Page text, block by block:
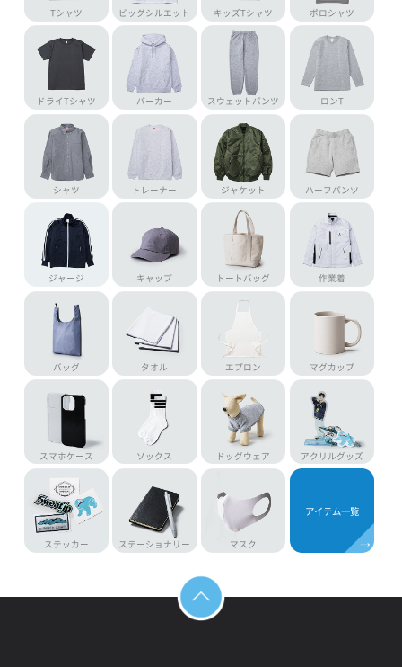
Tシャツ ビッグシルエット キッズTシャツ ポロシャツ
ドライTシャツ パーカー ロンT
トレーナー ジャケット ハーフパンツ
ジャージ キャップ トートバッグ 作業着